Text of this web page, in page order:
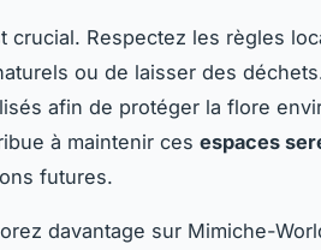
crucial. Respectez les règles
ou de laisser des
afin de protéger la flore
à maintenir ces espaces
futures.
davantage sur Mimiche-